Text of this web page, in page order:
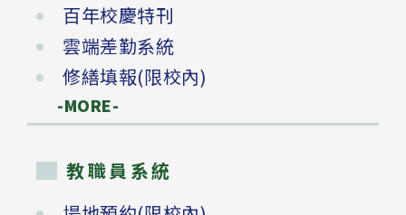
百年校慶特刊
雲端差勤系統
修繕填報(限校內)
-MORE-
教職員系統